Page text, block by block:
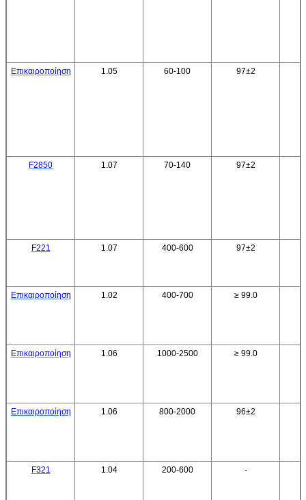
Επικαιροποίηση 1.05 60-100 97±2
F2850 1.07 70-140 97±2
F221 1.07 400-600 97±2
Επικαιροποίηση 1.02 400-700 ≥ 99.0
Επικαιροποίηση 1.06 1000-2500 ≥ 99.0
Επικαιροποίηση 1.06 800-2000 96±2
F321 1.04 200-600 -